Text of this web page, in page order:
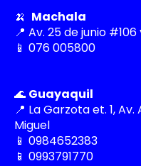
🍌 Machala
📍 Av. 25 de junio
📱 076 005800
🌊 Guayaquil
📍 La Garzota et. 1,
Miguel
📱 0984652383
📱 0993791770